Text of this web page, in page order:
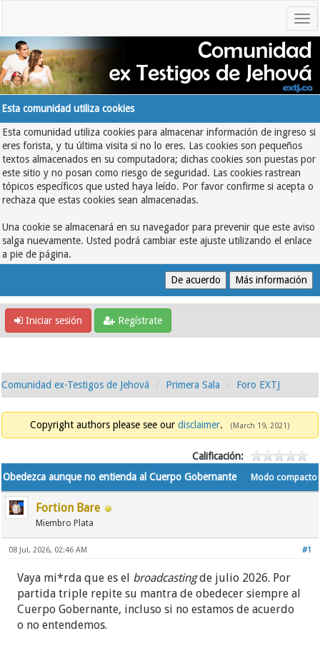
Esta comunidad utiliza cookies
Esta comunidad utiliza cookies para almacenar información de ingreso si
eres forista, y tu última visita si no lo eres. Las cookies son pequeños
textos almacenados en su computadora; dichas cookies son puestas por
este sitio y no posan como riesgo de seguridad. Las cookies rastrean
tópicos específicos que usted haya leído. Por favor confirme si acepta o
rechaza que estas cookies sean almacenadas.
Una cookie se almacenará en su navegador para prevenir que este aviso
salga nuevamente. Usted podrá cambiar este ajuste utilizando el enlace
a pie de página.
Iniciar sesión Regístrate
Comunidad ex-Testigos de Jehová Primera Sala Foro EXTJ
Copyright authors please see our disclaimer. (March 19, 2021)
Calificación:
Modo compacto
Obedezca aunque no entienda al Cuerpo Gobernante
Fortion Bare
Miembro Plata
#1
08 Jul, 2026, 02:46 AM
Vaya mi*rda que es el broadcastingde julio 2026. Por
partida triple repite su mantra de obedecer siempre al
Cuerpo Gobernante, incluso si no estamos de acuerdo
o no entendemos.